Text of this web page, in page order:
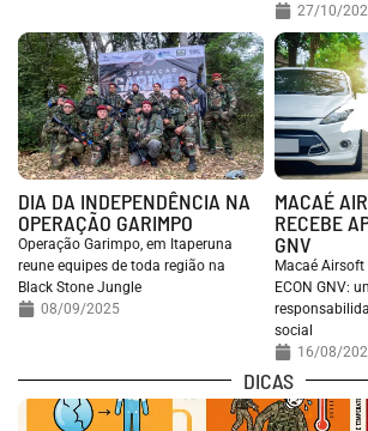
27/10/
DIA DA INDEPENDÊNCIA NA
OPERAÇÃO GARIMPO
Operação Garimpo, em Itaperuna
reune equipes de toda região na
Black Stone Jungle
08/09/2025
MACAÉ
RECEBE
GNV
Macaé Airsoft
ECON GNV:
social
16/08/
DICAS